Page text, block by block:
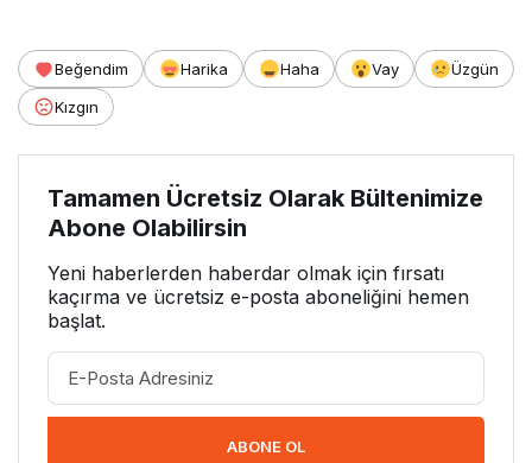
Beğendim Harika Haha Vay
Üzgün
Kızgın
Tamamen Ücretsiz Olarak Bültenimize
Abone Olabilirsin
Yeni haberlerden haberdar olmak için fırsatı
kaçırma ve ücretsiz e-posta aboneliğini hemen
başlat.
ABONE OL